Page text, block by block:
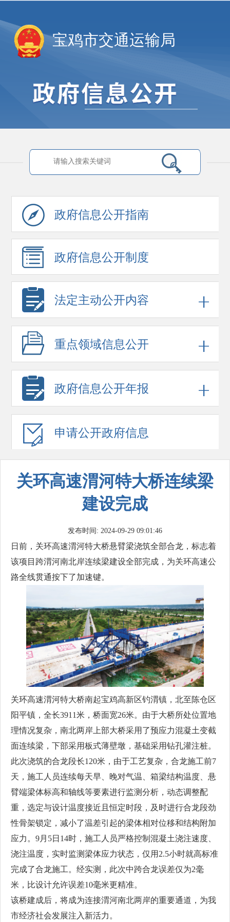
宝鸡市交通运输局
政府信息公开指南
政府信息公开制度
法定主动公开内容
重点领域信息公开
政府信息公开年报
申请公开政府信息
关环高速渭河特大桥连续梁
建设完成
发布时间: 2024-09-29 09:01:46
日前，关环高速渭河特大桥悬臂梁浇筑全部合龙，标志着
该项目跨渭河南北岸连续梁建设全部完成，为关环高速公
路全线贯通按下了加速键。
关环高速渭河特大桥南起宝鸡高新区钓渭镇，北至陈仓区
阳平镇，全长3911米，桥面宽26米。由于大桥所处位置地
理情况复杂，南北两岸上部大桥采用了预应力混凝土变截
面连续梁，下部采用板式薄壁墩，基础采用钻孔灌注桩。
此次浇筑的合龙段长120米，由于工艺复杂，合龙施工前7
天，施工人员连续每天早、晚对气温、箱梁结构温度、悬
臂端梁体标高和轴线等要素进行监测分析，动态调整配
重，选定与设计温度接近且恒定时段，及时进行合龙段劲
性骨架锁定，减小了温差引起的梁体相对位移和结构附加
应力。9月5日14时，施工人员严格控制混凝土浇注速度、
浇注温度，实时监测梁体应力状态，仅用2.5小时就高标准
完成了合龙施工。经实测，此次中跨合龙误差仅为2毫
米，比设计允许误差10毫米更精准。
该桥建成后，将成为连接渭河南北两岸的重要通道，为我
市经济社会发展注入新活力。